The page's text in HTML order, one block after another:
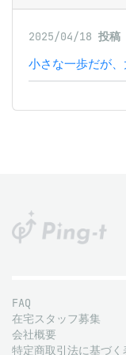
2025/04/18 投稿
小さな一歩だが
FAQ
在宅スタッフ募集
会社概要
特定商取引法に基づく